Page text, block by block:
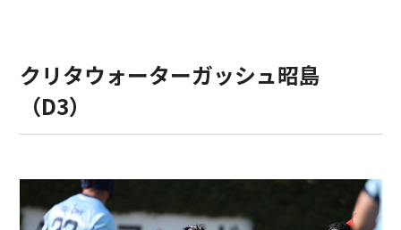
クリタウォーターガッシュ昭島
（D3）